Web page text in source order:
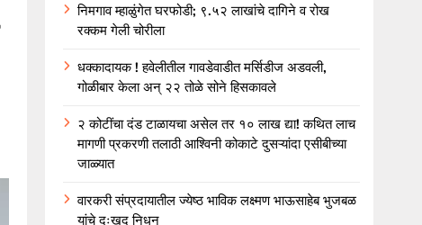
निमगाव म्हाळुंगेत घरफोडी; ९.५२ लाखांचे दागिने व रोख
रक्कम गेली चोरीला
धक्कादायक ! हवेलीतील गावडेवाडीत मर्सिडीज अडवली,
गोळीबार केला अन् २२ तोळे सोने हिसकावले
२ कोटींचा दंड टाळायचा असेल तर १० लाख द्या! कथित लाच
मागणी प्रकरणी तलाठी आश्विनी कोकाटे दुसऱ्यांदा एसीबीच्या
जाळ्यात
वारकरी संप्रदायातील ज्येष्ठ भाविक लक्ष्मण भाऊसाहेब भुजबळ
यांचे दुःखद निधन